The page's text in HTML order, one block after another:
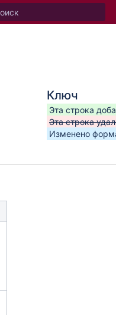
Ключ
Эта строка
Эта строка
Изменено